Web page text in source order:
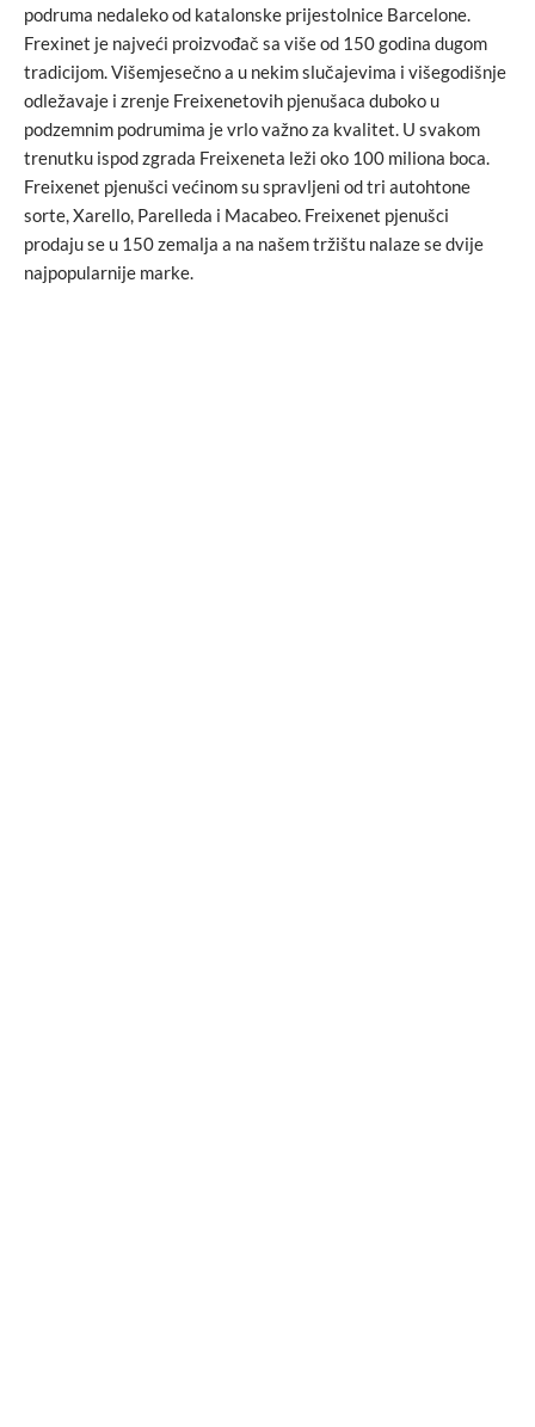
podruma nedaleko od katalonske prijestolnice Barcelone.
Frexinet je najveći proizvođač sa više od 150 godina dugom
tradicijom. Višemjesečno a u nekim slučajevima i višegodišnje
odležavaje i zrenje Freixenetovih pjenušaca duboko u
podzemnim podrumima je vrlo važno za kvalitet. U svakom
trenutku ispod zgrada Freixeneta leži oko 100 miliona boca.
Freixenet pjenušci većinom su spravljeni od tri autohtone
sorte, Xarello, Parelleda i Macabeo. Freixenet pjenušci
prodaju se u 150 zemalja a na našem tržištu nalaze se dvije
najpopularnije marke.